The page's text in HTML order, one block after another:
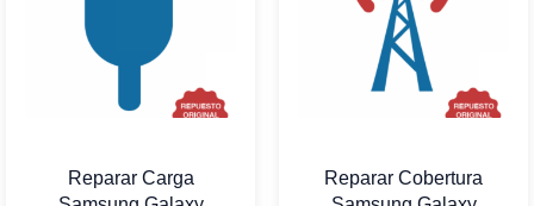
Reparar Carga
Reparar Cobertura